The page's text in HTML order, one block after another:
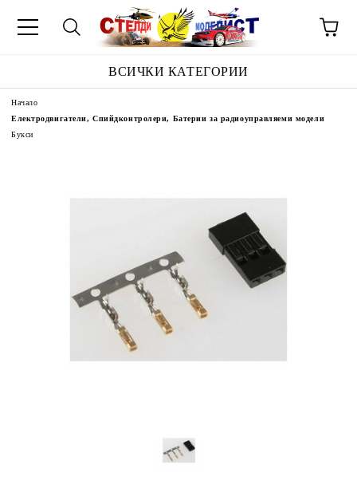
ВСИЧКИ КАТЕГОРИИ
Начало
Електродвигатели, Спийдконтролери, Батерии за радиоуправляеми модели
Букси